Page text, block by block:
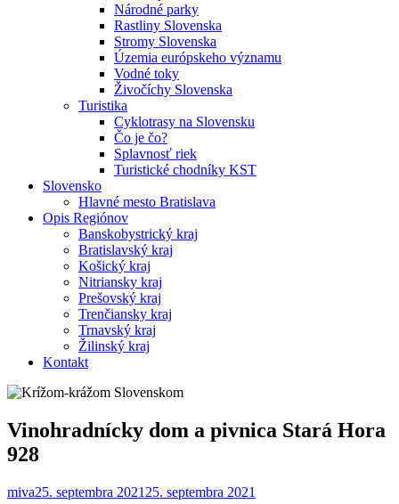
Národné parky
Rastliny Slovenska
Stromy Slovenska
Územia európskeho významu
Vodné toky
Živočíchy Slovenska
Turistika
Cyklotrasy na Slovensku
Čo je čo?
Splavnosť riek
Turistické chodníky KST
Slovensko
Hlavné mesto Bratislava
Opis Regiónov
Banskobystrický kraj
Bratislavský kraj
Košický kraj
Nitriansky kraj
Prešovský kraj
Trenčiansky kraj
Trnavský kraj
Žilinský kraj
Kontakt
Vinohradnícky dom a pivnica Stará Hora
928
miva25. septembra 2021 25. septembra 2021